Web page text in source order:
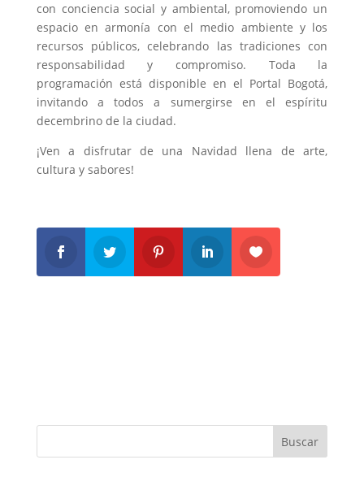
con conciencia social y ambiental, promoviendo un
espacio en armonía con el medio ambiente y los
recursos públicos, celebrando las tradiciones con
responsabilidad y compromiso. Toda la
programación está disponible en el Portal Bogotá,
invitando a todos a sumergirse en el espíritu
decembrino de la ciudad.
¡Ven a disfrutar de una Navidad llena de arte,
cultura y sabores!
Buscar